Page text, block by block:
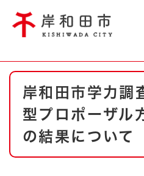
やさしい日本語
文字サイズ 標準
防災・緊急情報
ハザードマップ
本
岸和田市学力調
型プロポーザル
の結果について